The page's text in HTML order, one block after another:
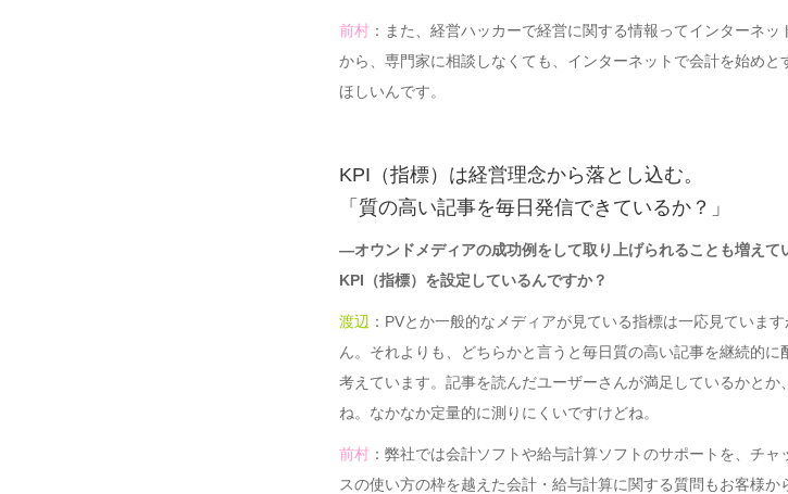
前村 ：また、経営ハッカーで経営に関する情報ってインターネ
から、専門家に相談しなくても、インターネットで会計を始め
ほしいんです。
KPI（指標）は経営理念から落とし込む。
「質の高い記事を毎日発信できているか？」
―オウンドメディアの成功例をして取り上げられることも増え
KPI（指標）を設定しているんですか？
渡辺 ：PVとか一般的なメディアが見ている指標は一応見ていま
ん。それよりも、どちらかと言うと毎日質の高い記事を継続的
考えています。記事を読んだユーザーさんが満足しているかと
ね。なかなか定量的に測りにくいですけどね。
前村 ：弊社では会計ソフトや給与計算ソフトのサポートを、チ
スの使い方の枠を越えた会計・給与計算に関する質問もお客様